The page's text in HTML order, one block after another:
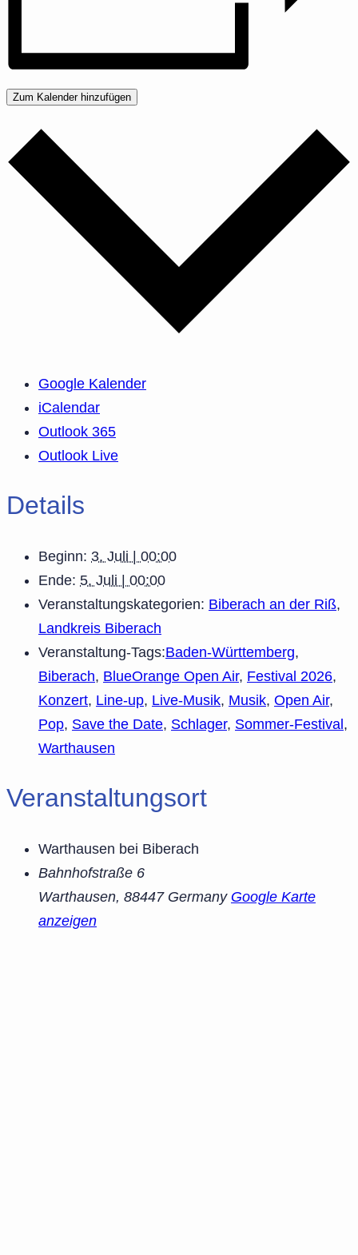
Zum Kalender hinzufügen
Google Kalender
iCalendar
Outlook 365
Outlook Live
Details
Beginn: 3. Juli | 00:00
Ende: 5. Juli | 00:00
Veranstaltungskategorien: Biberach an der Riß,
Landkreis Biberach
Veranstaltung-Tags:Baden-Württemberg,
Biberach, BlueOrange Open Air, Festival 2026,
Konzert, Line-up, Live-Musik, Musik, Open Air,
Pop, Save the Date, Schlager, Sommer-Festival,
Warthausen
Veranstaltungsort
Warthausen bei Biberach
Bahnhofstraße 6
Warthausen, 88447 Germany Google Karte
anzeigen